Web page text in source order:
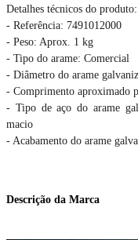
Detalhes técnicos do produto:
- Referência: 7491012000
- Peso: Aprox. 1 kg
- Tipo do arame: Comercial
- Diâmetro do arame
- Comprimento aproximado
- Tipo de aço do arame
macio
- Acabamento do arame
Descrição da Marca